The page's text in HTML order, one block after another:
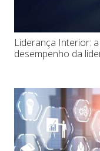
Liderança Interior:
desempenho da